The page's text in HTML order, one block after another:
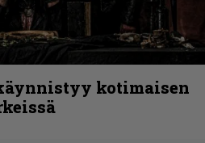
kotimaisen